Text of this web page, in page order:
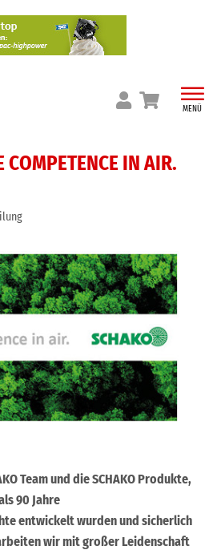
MENÜ
COMPETENCE IN AIR.
Team und die SCHAKO Produkte,
90 Jahre
entwickelt wurden und sicherlich
wir mit großer Leidenschaft